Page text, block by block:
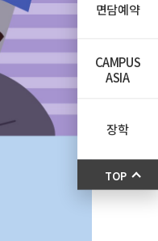
면담예약
CAMPUS
ASIA
장학
TOP